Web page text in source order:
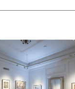
w Pałacu